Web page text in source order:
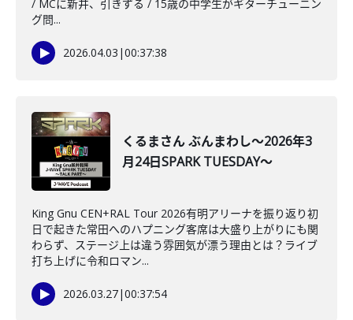
/ MCに新井、引きずる / 15歳の中学生がギターチューニン
グ問...
2026.04.03 |00:37:38
くるまさん ぶんまわし～2026年3
月24日SPARK TUESDAY～
King Gnu CEN+RAL Tour 2026有明アリーナを振り返り初
日で起きた常田へのハプニング客席は大盛り上がりにも関
わらず、ステージ上は違う雰囲気が漂う理由とは？ライブ
打ち上げに令和ロマン...
2026.03.27|00:37:54